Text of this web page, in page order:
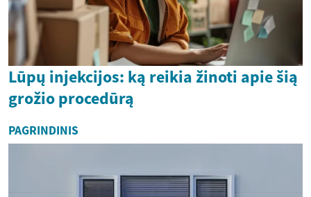
Lūpų injekcijos: ką reikia žinoti apie šią
grožio procedūrą
PAGRINDINIS